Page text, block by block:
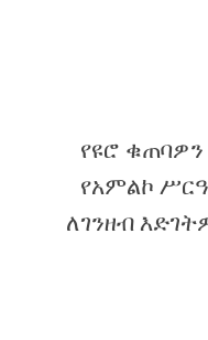
የዩሮ
የአምልኮ
ለገንዘብ